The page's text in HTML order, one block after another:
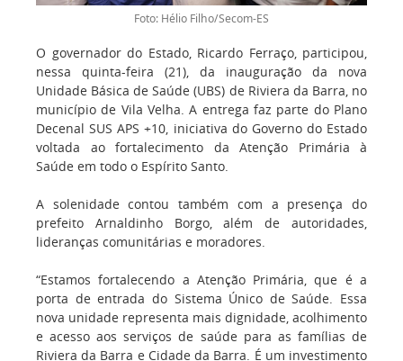
Foto: Hélio Filho/Secom-ES
O governador do Estado, Ricardo Ferraço, participou,
nessa quinta-feira (21), da inauguração da nova
Unidade Básica de Saúde (UBS) de Riviera da Barra, no
município de Vila Velha. A entrega faz parte do Plano
Decenal SUS APS +10, iniciativa do Governo do Estado
voltada ao fortalecimento da Atenção Primária à
Saúde em todo o Espírito Santo.
A solenidade contou também com a presença do
prefeito Arnaldinho Borgo, além de autoridades,
lideranças comunitárias e moradores.
“Estamos fortalecendo a Atenção Primária, que é a
porta de entrada do Sistema Único de Saúde. Essa
nova unidade representa mais dignidade, acolhimento
e acesso aos serviços de saúde para as famílias de
Riviera da Barra e Cidade da Barra. É um investimento